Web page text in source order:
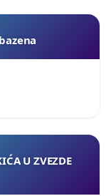
U ZVEZDE